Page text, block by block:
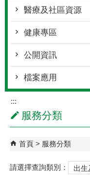
醫療及社區資源
健康專區
公開資訊
檔案應用
:::
服務分類
首頁 服務分類
請選擇查詢類別：